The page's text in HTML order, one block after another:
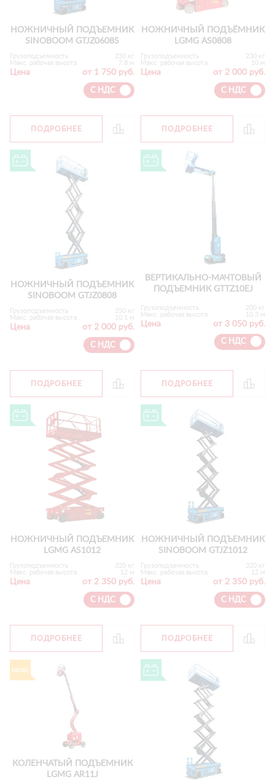
НОЖНИЧНЫЙ ПОДЪЕМНИК
SINOBOOM GTJZ0608S
Грузоподъемность
230 кг
Макс. рабочая высота
7.8 м
Цена от 1 750 руб.
С НДС
ПОДРОБНЕЕ
НОЖНИЧНЫЙ ПОДЪЁМНИК
LGMG AS0808
Грузоподъемность
230 кг
Макс. рабочая высота
10 м
Цена от 2 000 руб.
С НДС
ПОДРОБНЕЕ
НОЖНИЧНЫЙ ПОДЪЕМНИК
SINOBOOM GTJZ0808
Грузоподъемность
250 кг
Макс. рабочая высота
10.1 м
Цена от 2 000 руб.
С НДС
ПОДРОБНЕЕ
ВЕРТИКАЛЬНО-МАЧТОВЫЙ
ПОДЪЕМНИК GTTZ10EJ
Грузоподъемность
200 кг
Макс. рабочая высота
10.3 м
Цена от 3 050 руб.
С НДС
ПОДРОБНЕЕ
НОЖНИЧНЫЙ ПОДЪЕМНИК
LGMG AS1012
Грузоподъемность
320 кг
Макс. рабочая высота
12 м
Цена от 2 350 руб.
С НДС
ПОДРОБНЕЕ
НОЖНИЧНЫЙ ПОДЪЕМНИК
SINOBOOM GTJZ1012
Грузоподъемность
320 кг
Макс. рабочая высота
12 м
Цена от 2 350 руб.
С НДС
ПОДРОБНЕЕ
КОЛЕНЧАТЫЙ ПОДЪЕМНИК
LGMG AR11J